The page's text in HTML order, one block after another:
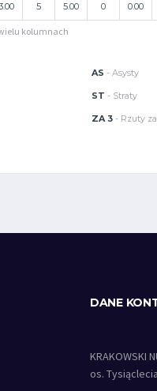
5 5.00 0 0.00
kolumnach
AS - Asysty
ST - Straty
ZA 3 - Rzuty
DANE
KRAKOWSKI
os.